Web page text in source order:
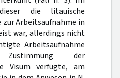
die litauische
zur Arbeitsaufnahme in
war, allerdings nicht
Arbeitsaufnahme
der
Visum verfügte, am